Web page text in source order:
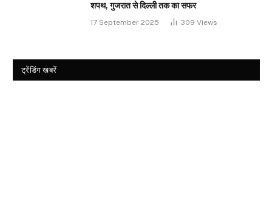
शपथ, गुजरात से दिल्ली तक का सफर
17 September 2025 309 Views
ट्रेंडिंग खबरें